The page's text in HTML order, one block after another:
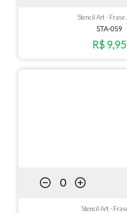
Stencil Art - Frase
STA-059
R$ 9,95
Stencil Art -